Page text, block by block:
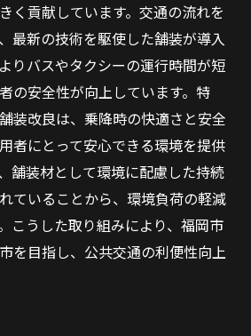
く貢献しています。交通の流れを
最新の技術を駆使した舗装が導入
りバスやタクシーの運行時間が短
の安全性が向上しています。特
装改良は、乗降時の快適さと安全
者にとって安心できる環境を提供
舗装材として環境に配慮した持続
ていることから、環境負荷の軽減
こうした取り組みにより、福岡市
を目指し、公共交通の利便性向上